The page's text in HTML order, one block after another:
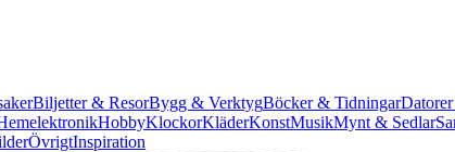
Biljetter & ResorBygg & VerktygBöcker & Tidningar
HobbyKlockorKläderKonstMusikMynt & Sedlar
ÖvrigtInspiration